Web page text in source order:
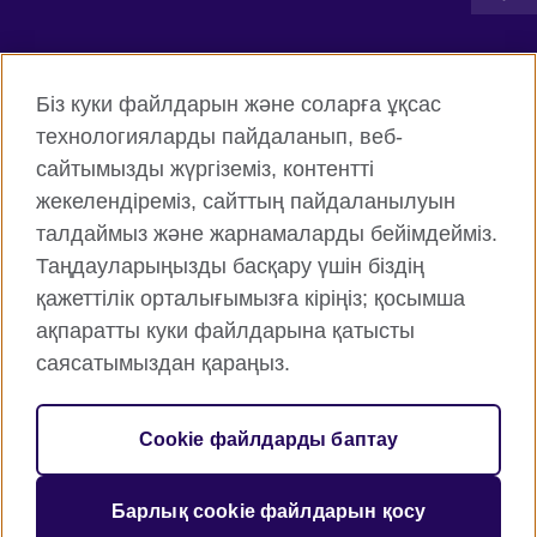
Connect with us
Facebook Twitter
Instagram YouTube
Flickr
British Council жаһанды түрде
Құпиялық және пайдалану шарттары
Cookie файлдары
Веб-тораптың картасы
© 2026 British Council
Біз куки файлдарын және соларға ұқсас
технологияларды пайдаланып, веб-
сайтымызды жүргіземіз, контентті
жекелендіреміз, сайттың пайдаланылуын
талдаймыз және жарнамаларды бейімдейміз.
Таңдауларыңызды басқару үшін біздің
қажеттілік орталығымызға кіріңіз; қосымша
ақпаратты куки файлдарына қатысты
саясатымыздан қараңыз.
Cookie файлдарды баптау
Барлық cookie файлдарын қосу